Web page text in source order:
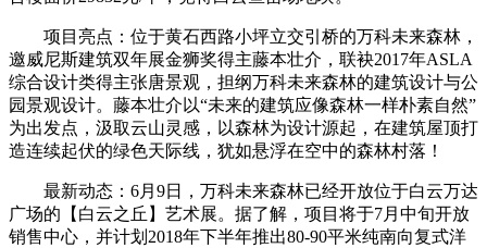
项目亮点：位于黄石西路小坪立交引桥的万科未来森林，
邀威尼斯建筑双年展金狮奖得主藤本壮介，联袂2017年ASLA
综合设计类得主张唐景观，担纲万科未来森林的建筑设计与公
园景观设计。藤本壮介以“未来的建筑应像森林一样朴素自然”
为出发点，汲取云山灵感，以森林为设计源起，在建筑屋顶打
造连续起伏的绿色天际线，犹如悬浮在空中的森林村落！
最新动态：6月9日，万科未来森林已经开放位于白云万达
广场的【白云之丘】艺术展。据了解，项目将于7月中旬开放
销售中心，并计划2018年下半年推出80-90平米纯南向复式洋